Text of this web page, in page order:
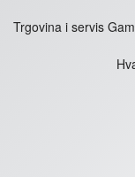
Trgovina i servis